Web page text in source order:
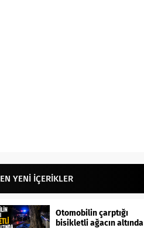
EN YENİ İÇERİKLER
Otomobilin çarptığı
bisikletli ağacın altında